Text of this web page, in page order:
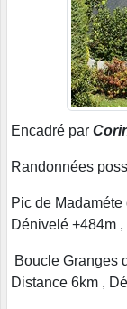
Encadré par
Randonnées
Pic de
Dénivelé +484m
Boucle Granges
Distance 6km ,